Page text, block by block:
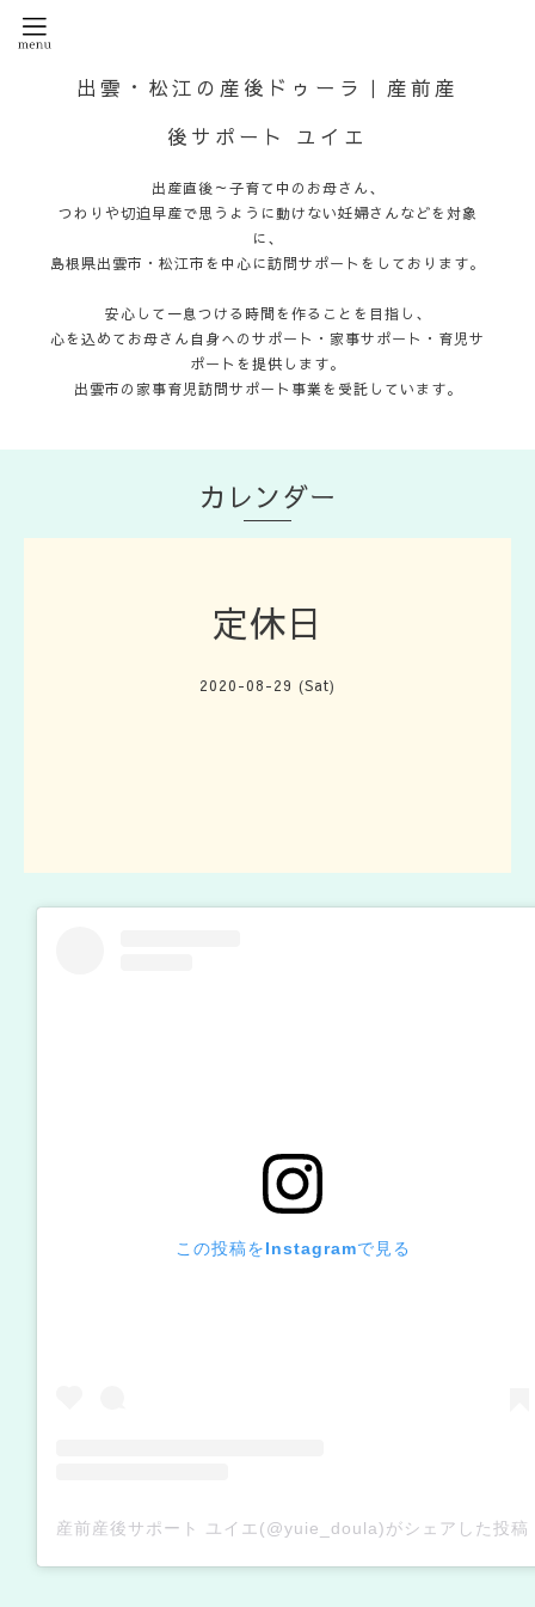
出雲・松江の産後ドゥーラ｜産前産
後サポート ユイエ
出産直後～子育て中のお母さん、
つわりや切迫早産で思うように動けない妊婦さんなどを対象
に、
島根県出雲市・松江市を中心に訪問サポートをしております。
安心して一息つける時間を作ることを目指し、
心を込めてお母さん自身へのサポート・家事サポート・育児サ
ポートを提供します。
出雲市の家事育児訪問サポート事業を受託しています。
カレンダー
定休日
2020-08-29 (Sat)
この投稿をInstagramで見る
産前産後サポート ユイエ(@yuie_doula)がシェアした投稿